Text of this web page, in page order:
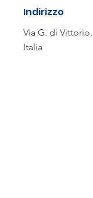
Indirizzo
Via G. di Vittorio,
Italia